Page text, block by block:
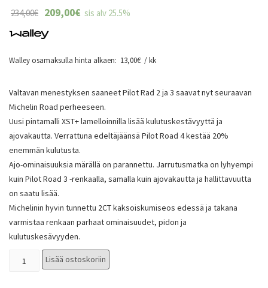
234,00€ 209,00€ sis alv 25.5%
Walley osamaksulla hinta alkaen: 13,00€ / kk
Valtavan menestyksen saaneet Pilot Rad 2 ja 3 saavat nyt seuraavan
Michelin Road perheeseen.
Uusi pintamalli XST+ lamelloinnilla lisää kulutuskestävyyttä ja
ajovakautta. Verrattuna edeltäjäänsä Pilot Road 4 kestää 20%
enemmän kulutusta.
Ajo-ominaisuuksia märällä on parannettu. Jarrutusmatka on lyhyempi
kuin Pilot Road 3 -renkaalla, samalla kuin ajovakautta ja hallittavuutta
on saatu lisää.
Michelinin hyvin tunnettu 2CT kaksoiskumiseos edessä ja takana
varmistaa renkaan parhaat ominaisuudet, pidon ja
kulutuskesävyyden.
Lisää ostoskoriin